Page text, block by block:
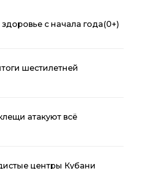
с начала года(0+)
шестилетней
атакуют всё
центры Кубани